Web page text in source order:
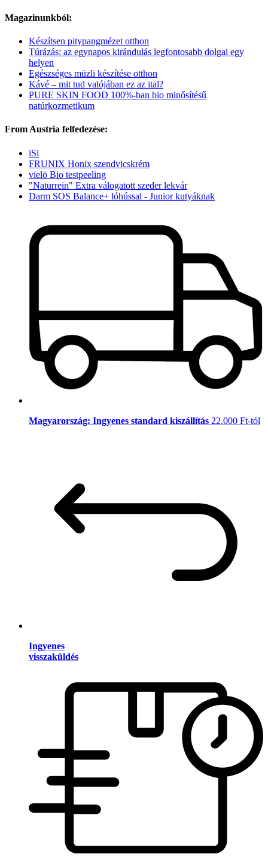
Magazinunkból:
Készítsen pitypangmézet otthon
Túrázás: az egynapos kirándulás legfontosabb dolgai egy
helyen
Egészséges müzli készítése otthon
Kávé – mit tud valójában ez az ital?
PURE SKIN FOOD 100%-ban bio minősítésű
natúrkozmetikum
From Austria felfedezése:
iSi
FRUNIX Honix szendvicskrém
vielö Bio testpeeling
"Naturrein" Extra válogatott szeder lekvár
Darm SOS Balance+ lóhússal - Junior kutyáknak
Magyarország: Ingyenes standard kiszállítás 22.000 Ft-tól
Ingyenes
visszaküldés